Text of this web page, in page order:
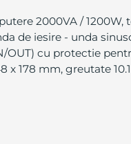
2000VA / 1200W,
de iesire - unda
OUT) cu protectie
178 mm, greutate